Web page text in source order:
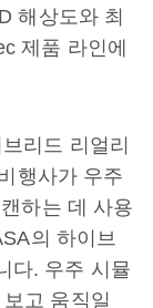
해상도와 최
제품 라인에
리드 리얼리
행사가 우주
하는 데 사용
의 하이브
다. 우주 시뮬
고 움직일